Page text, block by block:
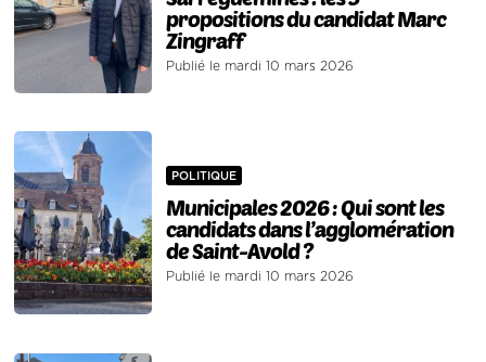
propositions du candidat Marc
Zingraff
Publié le mardi 10 mars 2026
POLITIQUE
Municipales 2026 : Qui sont les
candidats dans l’agglomération
de Saint-Avold ?
Publié le mardi 10 mars 2026